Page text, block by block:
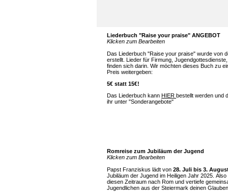
Liederbuch "Raise your praise" ANGEBOT
Klicken zum Bearbeiten
Das Liederbuch "Raise your praise" wurde von
erstellt. Lieder für Firmung,
finden sich darin. Wir möchten dieses Buch zu
Preis weitergeben:
5€ statt 15€!
Das Liederbuch kann HIER bestellt werden und
ihr unter "Sonderangebote"
Romreise zum Jubiläum der Jugend
Klicken zum Bearbeiten
Papst Franziskus lädt von 28. Juli bis 3.
Jubiläum der Jugend im Heiligen Jahr 2025.
diesen Zeitraum nach Rom und vertiefe
Jugendlichen aus der Steiermark deinen